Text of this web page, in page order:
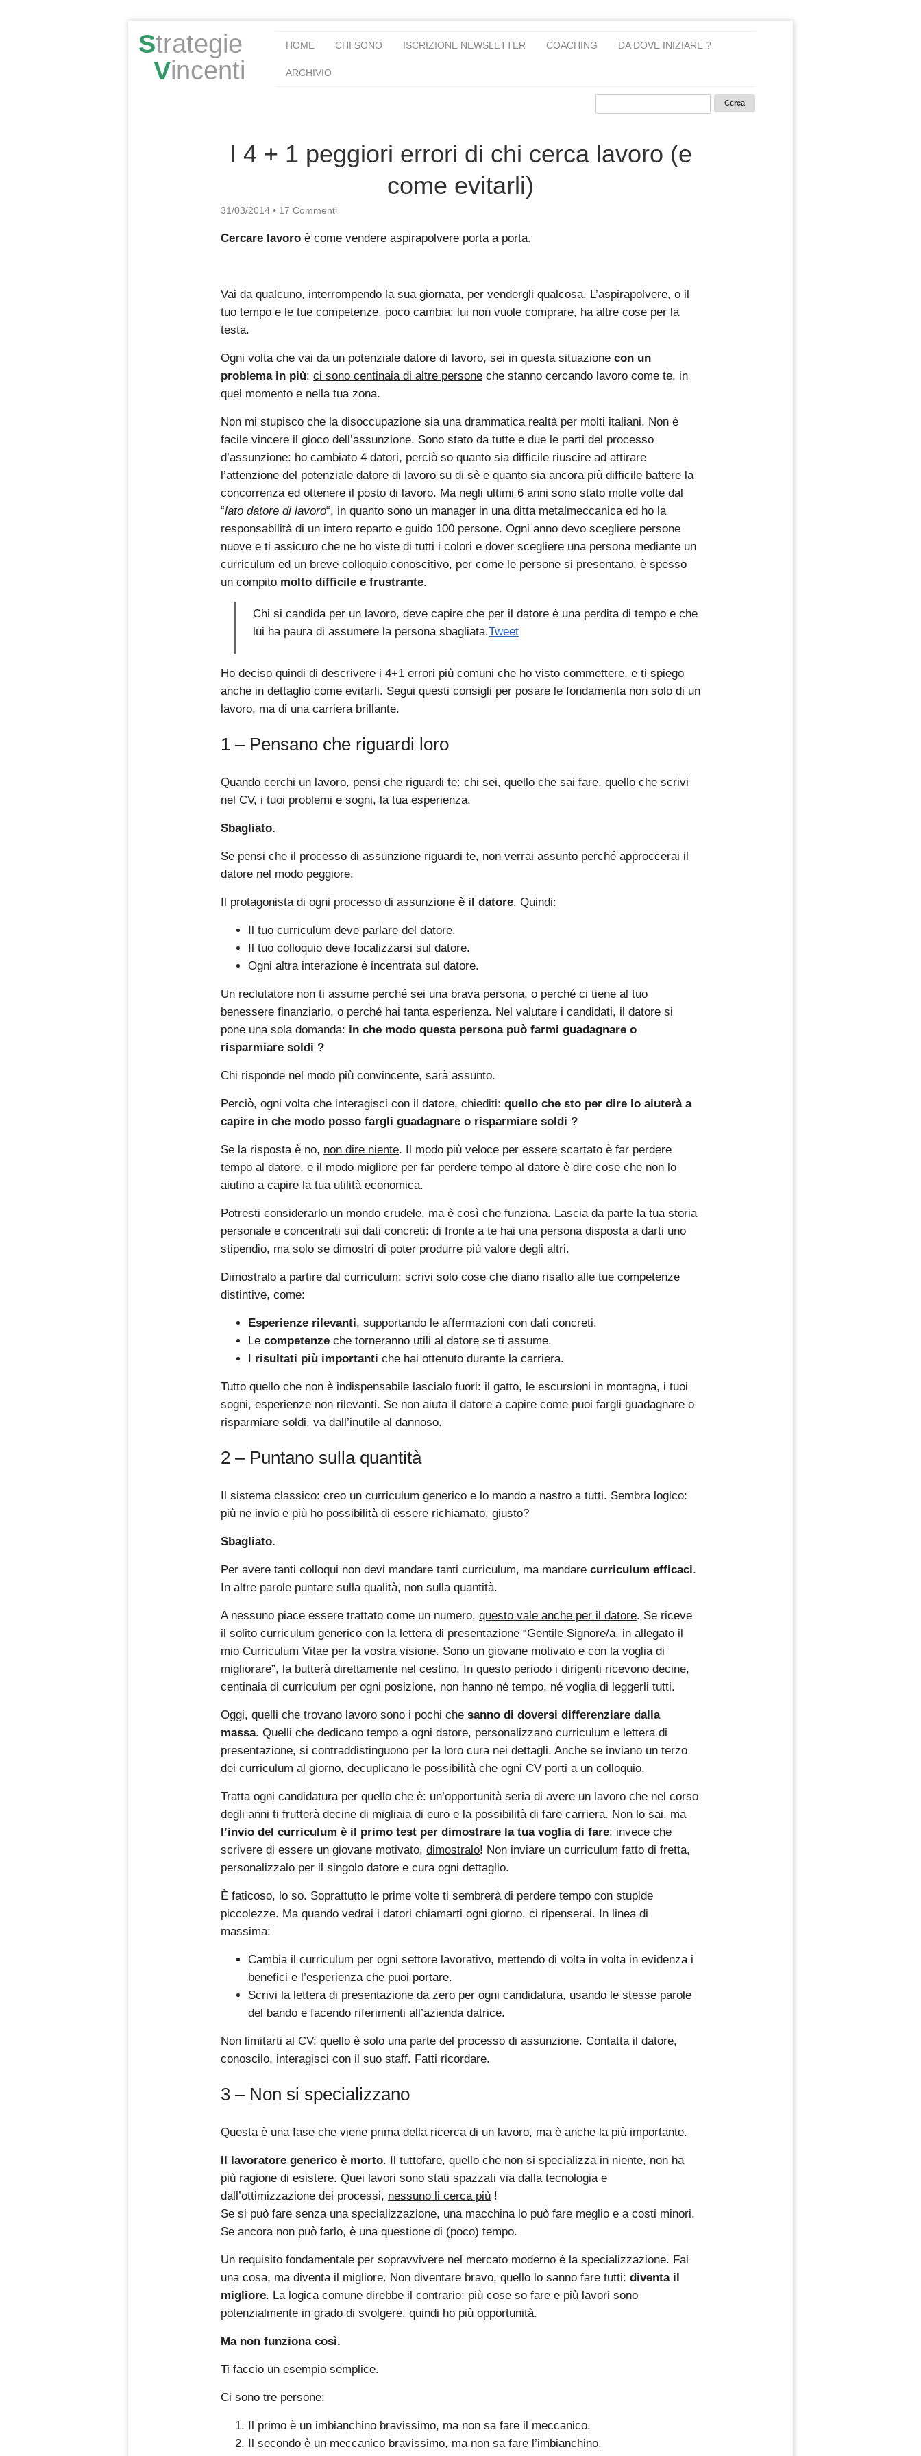
Strategie
Vincenti
HOME CHI SONO ISCRIZIONE NEWSLETTER COACHING DA DOVE INIZIARE ?
ARCHIVIO
I 4 + 1 peggiori errori di chi cerca lavoro (e
come evitarli)
31/03/2014 • 17 Commenti
Cercare lavoro è come vendere aspirapolvere porta a porta.
Vai da qualcuno, interrompendo la sua giornata, per vendergli qualcosa. L’aspirapolvere, o il
tuo tempo e le tue competenze, poco cambia: lui non vuole comprare, ha altre cose per la
testa.
Ogni volta che vai da un potenziale datore di lavoro, sei in questa situazione con un
problema in più: ci sono centinaia di altre persone che stanno cercando lavoro come te, in
quel momento e nella tua zona.
Non mi stupisco che la disoccupazione sia una drammatica realtà per molti italiani. Non è
facile vincere il gioco dell’assunzione. Sono stato da tutte e due le parti del processo
d’assunzione: ho cambiato 4 datori, perciò so quanto sia difficile riuscire ad attirare
l’attenzione del potenziale datore di lavoro su di sè e quanto sia ancora più difficile battere la
concorrenza ed ottenere il posto di lavoro. Ma negli ultimi 6 anni sono stato molte volte dal
“lato datore di lavoro“, in quanto sono un manager in una ditta metalmeccanica ed ho la
responsabilità di un intero reparto e guido 100 persone. Ogni anno devo scegliere persone
nuove e ti assicuro che ne ho viste di tutti i colori e dover scegliere una persona mediante un
curriculum ed un breve colloquio conoscitivo, per come le persone si presentano, è spesso
un compito molto difficile e frustrante.
Chi si candida per un lavoro, deve capire che per il datore è una perdita di tempo e che
lui ha paura di assumere la persona sbagliata.Tweet
Ho deciso quindi di descrivere i 4+1 errori più comuni che ho visto commettere, e ti spiego
anche in dettaglio come evitarli. Segui questi consigli per posare le fondamenta non solo di un
lavoro, ma di una carriera brillante.
1 – Pensano che riguardi loro
Quando cerchi un lavoro, pensi che riguardi te: chi sei, quello che sai fare, quello che scrivi
nel CV, i tuoi problemi e sogni, la tua esperienza.
Sbagliato.
Se pensi che il processo di assunzione riguardi te, non verrai assunto perché approccerai il
datore nel modo peggiore.
Il protagonista di ogni processo di assunzione è il datore. Quindi:
Il tuo curriculum deve parlare del datore.
Il tuo colloquio deve focalizzarsi sul datore.
Ogni altra interazione è incentrata sul datore.
Un reclutatore non ti assume perché sei una brava persona, o perché ci tiene al tuo
benessere finanziario, o perché hai tanta esperienza. Nel valutare i candidati, il datore si
pone una sola domanda: in che modo questa persona può farmi guadagnare o
risparmiare soldi ?
Chi risponde nel modo più convincente, sarà assunto.
Perciò, ogni volta che interagisci con il datore, chiediti: quello che sto per dire lo aiuterà a
capire in che modo posso fargli guadagnare o risparmiare soldi ?
Se la risposta è no, non dire niente. Il modo più veloce per essere scartato è far perdere
tempo al datore, e il modo migliore per far perdere tempo al datore è dire cose che non lo
aiutino a capire la tua utilità economica.
Potresti considerarlo un mondo crudele, ma è così che funziona. Lascia da parte la tua storia
personale e concentrati sui dati concreti: di fronte a te hai una persona disposta a darti uno
stipendio, ma solo se dimostri di poter produrre più valore degli altri.
Dimostralo a partire dal curriculum: scrivi solo cose che diano risalto alle tue competenze
distintive, come:
Esperienze rilevanti, supportando le affermazioni con dati concreti.
Le competenze che torneranno utili al datore se ti assume.
I risultati più importanti che hai ottenuto durante la carriera.
Tutto quello che non è indispensabile lascialo fuori: il gatto, le escursioni in montagna, i tuoi
sogni, esperienze non rilevanti. Se non aiuta il datore a capire come puoi fargli guadagnare o
risparmiare soldi, va dall’inutile al dannoso.
2 – Puntano sulla quantità
Il sistema classico: creo un curriculum generico e lo mando a nastro a tutti. Sembra logico:
più ne invio e più ho possibilità di essere richiamato, giusto?
Sbagliato.
Per avere tanti colloqui non devi mandare tanti curriculum, ma mandare curriculum efficaci.
In altre parole puntare sulla qualità, non sulla quantità.
A nessuno piace essere trattato come un numero, questo vale anche per il datore. Se riceve
il solito curriculum generico con la lettera di presentazione “Gentile Signore/a, in allegato il
mio Curriculum Vitae per la vostra visione. Sono un giovane motivato e con la voglia di
migliorare”, la butterà direttamente nel cestino. In questo periodo i dirigenti ricevono decine,
centinaia di curriculum per ogni posizione, non hanno né tempo, né voglia di leggerli tutti.
Oggi, quelli che trovano lavoro sono i pochi che sanno di doversi differenziare dalla
massa. Quelli che dedicano tempo a ogni datore, personalizzano curriculum e lettera di
presentazione, si contraddistinguono per la loro cura nei dettagli. Anche se inviano un terzo
dei curriculum al giorno, decuplicano le possibilità che ogni CV porti a un colloquio.
Tratta ogni candidatura per quello che è: un’opportunità seria di avere un lavoro che nel corso
degli anni ti frutterà decine di migliaia di euro e la possibilità di fare carriera. Non lo sai, ma
l’invio del curriculum è il primo test per dimostrare la tua voglia di fare: invece che
scrivere di essere un giovane motivato, dimostralo! Non inviare un curriculum fatto di fretta,
personalizzalo per il singolo datore e cura ogni dettaglio.
È faticoso, lo so. Soprattutto le prime volte ti sembrerà di perdere tempo con stupide
piccolezze. Ma quando vedrai i datori chiamarti ogni giorno, ci ripenserai. In linea di
massima:
Cambia il curriculum per ogni settore lavorativo, mettendo di volta in volta in evidenza i
benefici e l’esperienza che puoi portare.
Scrivi la lettera di presentazione da zero per ogni candidatura, usando le stesse parole
del bando e facendo riferimenti all’azienda datrice.
Non limitarti al CV: quello è solo una parte del processo di assunzione. Contatta il datore,
conoscilo, interagisci con il suo staff. Fatti ricordare.
3 – Non si specializzano
Questa è una fase che viene prima della ricerca di un lavoro, ma è anche la più importante.
Il lavoratore generico è morto. Il tuttofare, quello che non si specializza in niente, non ha
più ragione di esistere. Quei lavori sono stati spazzati via dalla tecnologia e
dall’ottimizzazione dei processi, nessuno li cerca più !
Se si può fare senza una specializzazione, una macchina lo può fare meglio e a costi minori.
Se ancora non può farlo, è una questione di (poco) tempo.
Un requisito fondamentale per sopravvivere nel mercato moderno è la specializzazione. Fai
una cosa, ma diventa il migliore. Non diventare bravo, quello lo sanno fare tutti: diventa il
migliore. La logica comune direbbe il contrario: più cose so fare e più lavori sono
potenzialmente in grado di svolgere, quindi ho più opportunità.
Ma non funziona così.
Ti faccio un esempio semplice.
Ci sono tre persone:
Il primo è un imbianchino bravissimo, ma non sa fare il meccanico.
Il secondo è un meccanico bravissimo, ma non sa fare l’imbianchino.